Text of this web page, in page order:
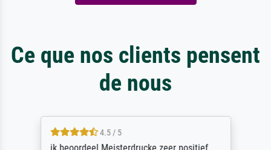
Ce que nos clients pensent
de nous
4.5 / 5